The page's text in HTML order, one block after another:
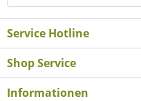
Service Hotline
Shop Service
Informationen